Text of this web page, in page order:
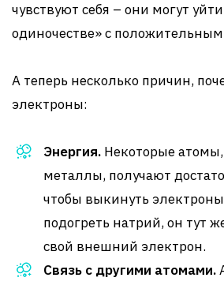
чувствуют себя – они могут
одиночестве» с
А теперь несколько причин,
электроны:
Энергия. Некоторые
металлы, получают
чтобы выкинуть
подогреть натрий, он тут
свой внешний электрон.
Связь с другими атомами.